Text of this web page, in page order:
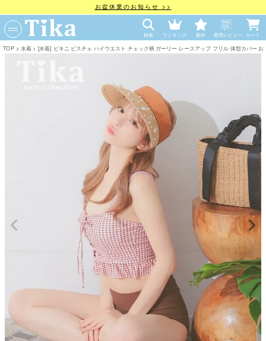
お盆休業のお知らせ >>
検索 ランキング 新作 着用レビュー カート
TOP 水着 [水着] ビキニ ビスチェ ハイウエスト チェック柄 ガーリー レースアップ フリル 体型カバー